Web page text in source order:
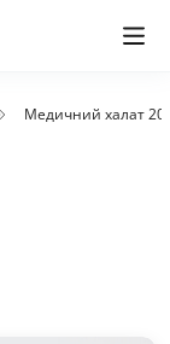
Медичний халат